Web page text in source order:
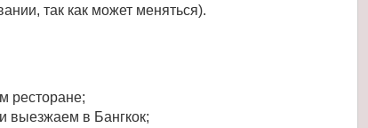
так как может меняться).
ресторане;
выезжаем в Бангкок;